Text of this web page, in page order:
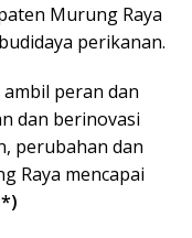
Murung Raya
perikanan.
peran dan
dan berinovasi
perubahan dan
Raya mencapai